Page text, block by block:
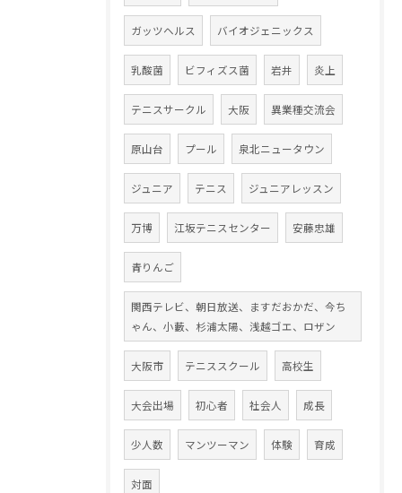
ガッツヘルス バイオジェニックス
乳酸菌 ビフィズス菌 岩井 炎上
テニスサークル 大阪 異業種交流会
原山台 プール 泉北ニュータウン
ジュニア テニス ジュニアレッスン
万博 江坂テニスセンター 安藤忠雄
青りんご
関西テレビ、朝日放送、ますだおかだ、今ち
ゃん、小藪、杉浦太陽、浅越ゴエ、ロザン
大阪市 テニススクール 高校生
大会出場 初心者 社会人 成長
少人数 マンツーマン 体験 育成
対面